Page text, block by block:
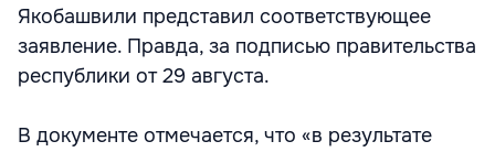
Якобашвили представил соответствующее
заявление. Правда, за подписью правительства
республики от 29 августа.
В документе отмечается, что «в результате